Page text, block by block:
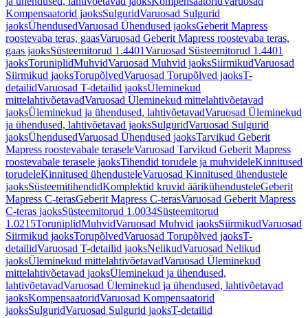
Kompensaatorid jaoksSulguridVaruosad Sulgurid
jaoksÜhendusedVaruosad Ühendused jaoksGeberit Mapress
roostevaba teras, gaasVaruosad Geberit Mapress roostevaba teras,
gaas jaoksSüsteemitorud 1.4401Varuosad Süsteemitorud 1.4401
jaoksToruniplidMuhvidVaruosad Muhvid jaoksSiirmikudVaruosad
Siirmikud jaoksTorupõlvedVaruosad Torupõlved jaoksT-
detailidVaruosad T-detailid jaoksÜleminekud
mittelahtivõetavadVaruosad Üleminekud mittelahtivõetavad
jaoksÜleminekud ja ühendused, lahtivõetavadVaruosad Üleminekud
ja ühendused, lahtivõetavad jaoksSulguridVaruosad Sulgurid
jaoksÜhendusedVaruosad Ühendused jaoksTarvikud Geberit
Mapress roostevabale teraseleVaruosad Tarvikud Geberit Mapress
roostevabale terasele jaoksTihendid torudele ja muhvideleKinnitused
torudeleKinnitused ühendusteleVaruosad Kinnitused ühendustele
jaoksSüsteemitihendidKomplektid kruvid äärikühendusteleGeberit
Mapress C-terasGeberit Mapress C-terasVaruosad Geberit Mapress
C-teras jaoksSüsteemitorud 1.0034Süsteemitorud
1.0215ToruniplidMuhvidVaruosad Muhvid jaoksSiirmikudVaruosad
Siirmikud jaoksTorupõlvedVaruosad Torupõlved jaoksT-
detailidVaruosad T-detailid jaoksNelikudVaruosad Nelikud
jaoksÜleminekud mittelahtivõetavadVaruosad Üleminekud
mittelahtivõetavad jaoksÜleminekud ja ühendused,
lahtivõetavadVaruosad Üleminekud ja ühendused, lahtivõetavad
jaoksKompensaatoridVaruosad Kompensaatorid
jaoksSulguridVaruosad Sulgurid jaoksT-detailid